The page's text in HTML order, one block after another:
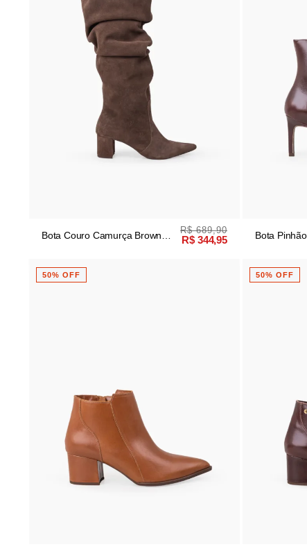
Bota Couro Camurça Brown
R$ 689,90
R$ 344,95
Bota
50% OFF 50% OFF